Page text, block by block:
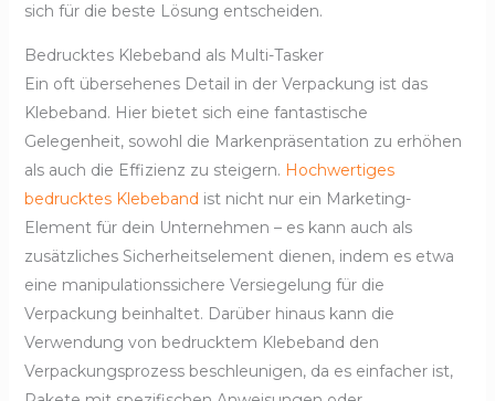
sich für die beste Lösung entscheiden.
Bedrucktes Klebeband als Multi-Tasker
Ein oft übersehenes Detail in der Verpackung ist das
Klebeband. Hier bietet sich eine fantastische
Gelegenheit, sowohl die Markenpräsentation zu erhöhen
als auch die Effizienz zu steigern. Hochwertiges
bedrucktes Klebeband ist nicht nur ein Marketing-
Element für dein Unternehmen – es kann auch als
zusätzliches Sicherheitselement dienen, indem es etwa
eine manipulationssichere Versiegelung für die
Verpackung beinhaltet. Darüber hinaus kann die
Verwendung von bedrucktem Klebeband den
Verpackungsprozess beschleunigen, da es einfacher ist,